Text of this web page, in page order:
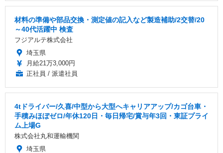
材料の準備や部品交換・測定値の記入など製造補助/2交替/20
～40代活躍中 検査
フジアルテ株式会社
埼玉県
月給21万3,000円
正社員 / 派遣社員
4tドライバー/久喜/中型から大型へキャリアアップ/カゴ台車・
手積みほぼゼロ/年休120日・毎日帰宅/賞与年3回・東証プライ
ム上場G
株式会社丸和運輸機関
埼玉県